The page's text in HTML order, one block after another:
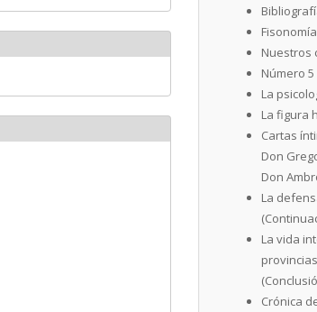
Nuestros
Número 5
La
La figura
Cartas
Don
Don
La
La vida
Crónica